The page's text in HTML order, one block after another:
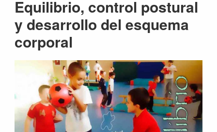
Equilibrio, control postural
y desarrollo del esquema
corporal